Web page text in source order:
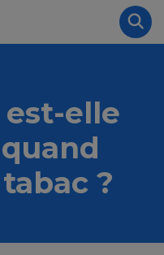
elle
?